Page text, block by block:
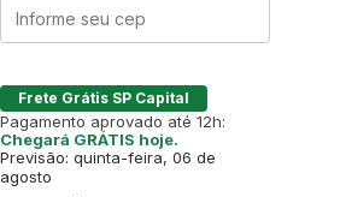
Frete Grátis SP Capital
Pagamento aprovado até 12h:
Chegará GRÁTIS hoje.
Previsão: quinta-feira, 06 de
agosto